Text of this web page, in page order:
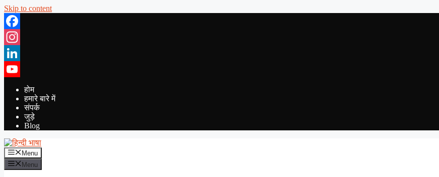
Skip to content
Facebook
Instagram
LinkedIn
YouTube
होम
हमारे बारे में
संपर्क
जुड़े
Blog
Menu
Menu